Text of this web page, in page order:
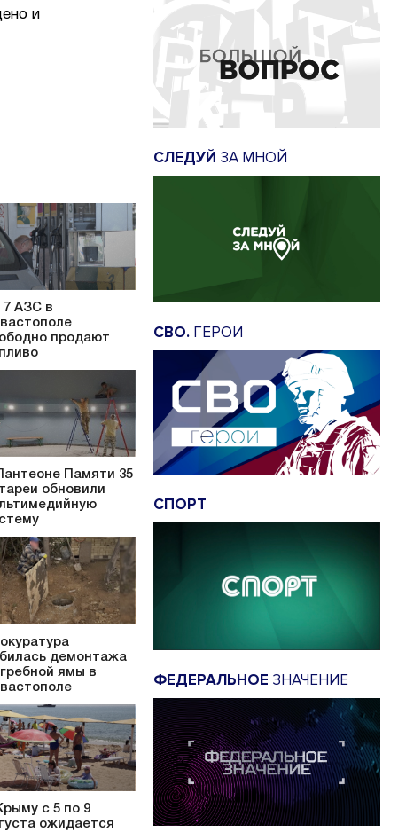
и
7 АЗС в
продают
Памяти 35
обновили
демонтажа
ямы в
с 5 по 9
ожидается
СЛЕДУЙ ЗА МНОЙ
СВО. ГЕРОИ
СПОРТ
ФЕДЕРАЛЬНОЕ ЗНАЧЕНИЕ